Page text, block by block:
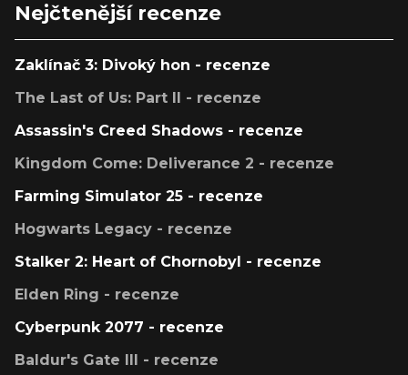
Nejčtenější recenze
Zaklínač 3: Divoký hon - recenze
The Last of Us: Part II - recenze
Assassin's Creed Shadows - recenze
Kingdom Come: Deliverance 2 - recenze
Farming Simulator 25 - recenze
Hogwarts Legacy - recenze
Stalker 2: Heart of Chornobyl - recenze
Elden Ring - recenze
Cyberpunk 2077 - recenze
Baldur's Gate III - recenze